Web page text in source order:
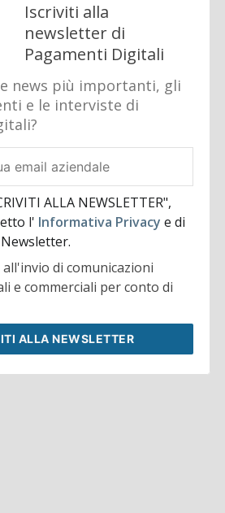
Iscriviti alla
newsletter di
Pagamenti Digitali
news più importanti, gli
e le interviste di
ALLA NEWSLETTER",
l' Informativa Privacye di
di comunicazioni
e commerciali per conto di
ALLA NEWSLETTER